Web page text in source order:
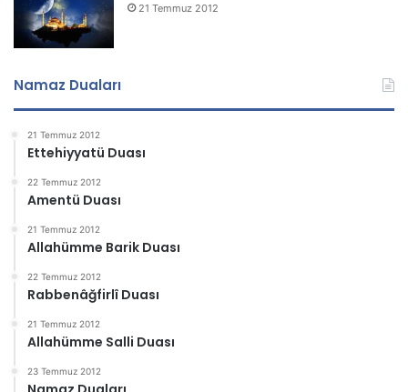
21 Temmuz 2012
Namaz Duaları
21 Temmuz 2012
Ettehiyyatü Duası
22 Temmuz 2012
Amentü Duası
21 Temmuz 2012
Allahümme Barik Duası
22 Temmuz 2012
Rabbenâğfirlî Duası
21 Temmuz 2012
Allahümme Salli Duası
23 Temmuz 2012